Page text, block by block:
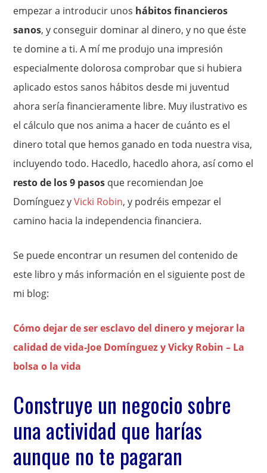
empezar a introducir unos hábitos financieros
sanos, y conseguir dominar al dinero, y no que éste
te domine a ti. A mí me produjo una impresión
especialmente dolorosa comprobar que si hubiera
aplicado estos sanos hábitos desde mi juventud
ahora sería financieramente libre. Muy ilustrativo es
el cálculo que nos anima a hacer de cuánto es el
dinero total que hemos ganado en toda nuestra visa,
incluyendo todo. Hacedlo, hacedlo ahora, así como el
resto de los 9 pasos que recomiendan Joe
Domínguez yVicki Robin, y podréis empezar el
camino hacia la independencia financiera.
Se puede encontrar un resumen del contenido de
este libro y más información en el siguiente post de
mi blog:
Cómo dejar de ser esclavo del dinero y mejorar la
calidad de vida-Joe Domínguez y Vicky Robin – La
bolsa o la vida
Construye un negocio sobre
una actividad que harías
aunque no te pagaran